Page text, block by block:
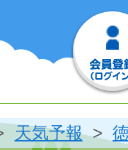
天気予報